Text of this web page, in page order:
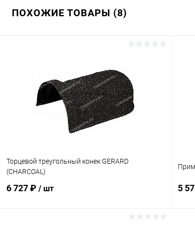
ПОХОЖИЕ ТОВАРЫ (8)
Торцевой треугольный конек GERARD
(CHARCOAL)
6 727 ₽ / шт 5